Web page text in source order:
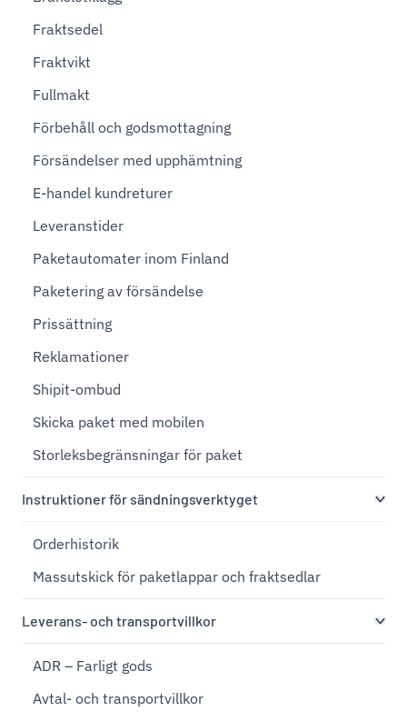
Fraktsedel
Fraktvikt
Fullmakt
Förbehåll och godsmottagning
Försändelser med upphämtning
E-handel kundreturer
Leveranstider
Paketautomater inom Finland
Paketering av försändelse
Prissättning
Reklamationer
Shipit-ombud
Skicka paket med mobilen
Storleksbegränsningar för paket
Instruktioner för sändningsverktyget
Orderhistorik
Massutskick för paketlappar och fraktsedlar
Leverans- och transportvillkor
ADR – Farligt gods
Avtal- och transportvillkor